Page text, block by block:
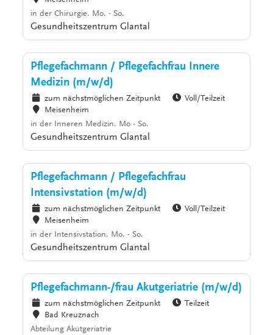
in der Chirurgie. Mo. - So.
Gesundheitszentrum Glantal
Pflegefachmann / Pflegefachfrau Innere
Medizin (m/w/d)
zum nächstmöglichen Zeitpunkt
Voll/Teilzeit
Meisenheim
in der Inneren Medizin. Mo - So.
Gesundheitszentrum Glantal
Pflegefachmann / Pflegefachfrau
Intensivstation (m/w/d)
zum nächstmöglichen Zeitpunkt
Voll/Teilzeit
Meisenheim
in der Intensivstation. Mo. - So.
Gesundheitszentrum Glantal
Pflegefachmann-/frau Akutgeriatrie (m/w/d)
zum nächstmöglichen Zeitpunkt
Teilzeit
Bad Kreuznach
Abteilung Akutgeriatrie